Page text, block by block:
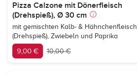
Pizza Calzone mit Dönerfleisch
(Drehspieß), Ø 30 cm
mit gemischten Kalb- & Hähnchenfleisch
(Drehspieß), Zwiebeln und Paprika
9,00 € 10,00 €